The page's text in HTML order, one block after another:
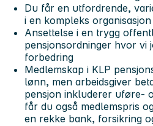
Du får en utfordrende,
i en kompleks organisasjon
Ansettelse i en trygg
pensjonsordninger hvor
forbedring
Medlemskap i KLP
lønn, men arbeidsgiver
pensjon inkluderer uføre-
får du også medlemspris
en rekke bank, forsikring